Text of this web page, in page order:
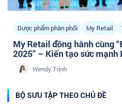
Dược phẩm phân phối My Retail
My Retail đồng hành cùng
2025” – Kiến tạo sức mạnh
doanh nghiệp Dược phân
Tâm sự Marketing Y Dược
Wendy Trịnh
BỘ SƯU TẬP THEO CHỦ ĐỀ